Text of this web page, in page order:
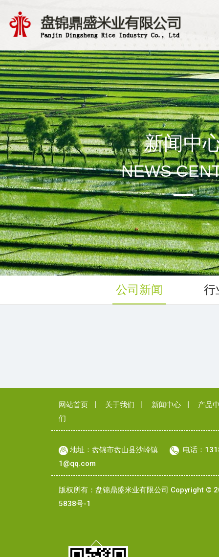
新闻中
NEWS
公司新闻 行
网站首页 关于我们 新闻中心
产品
们
地址：盘锦市盘山县沙岭镇
电话：
1@qq.com
版权所有：盘锦鼎盛米业有限公司 Copyright
5838号-1